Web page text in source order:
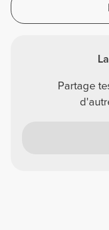
Partage